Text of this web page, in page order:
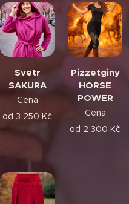
Svetr
SAKURA
Cena
od 3 250 Kč
Pizzetginy
HORSE
POWER
Cena
od 2 300 Kč